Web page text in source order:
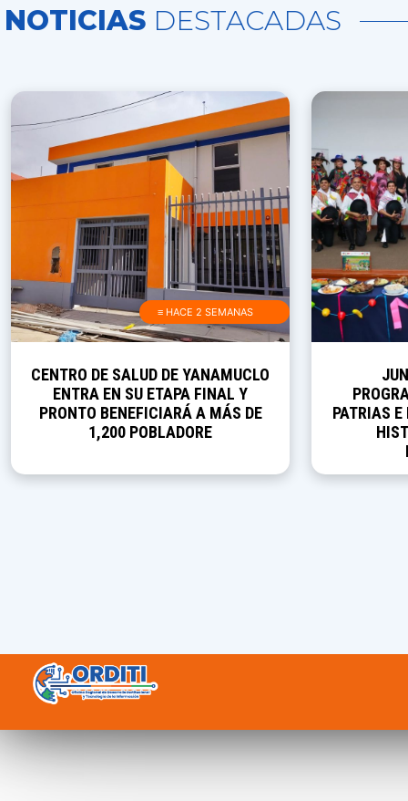
NOTICIAS DESTACADAS
≡ HACE 2 SEMANAS
CENTRO DE SALUD DE YANAMUCLO
ENTRA EN SU ETAPA FINAL Y
PRONTO BENEFICIARÁ A MÁS DE
1,200 POBLADORE
PATRIAS